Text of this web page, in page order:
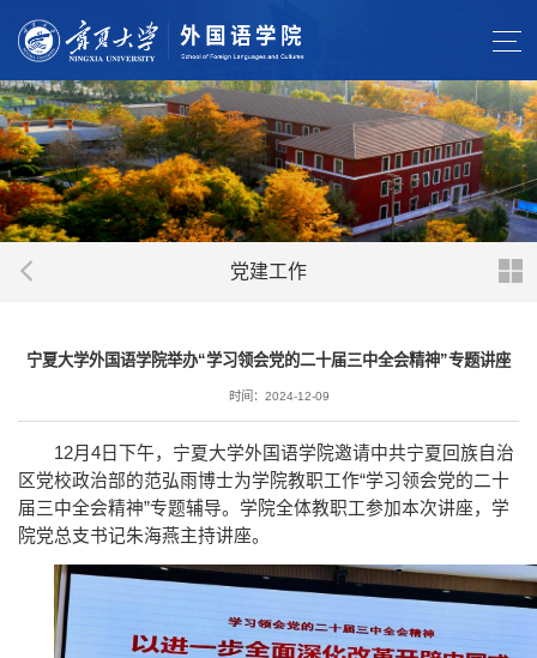
党建工作
宁夏大学外国语学院举办“学习领会党的二十届三中全会精神”专题讲座
时间：2024-12-09
12月4日下午，宁夏大学外国语学院邀请中共宁夏回族自治
区党校政治部的范弘雨博士为学院教职工作“学习领会党的二十
届三中全会精神”专题辅导。学院全体教职工参加本次讲座，学
院党总支书记朱海燕主持讲座。